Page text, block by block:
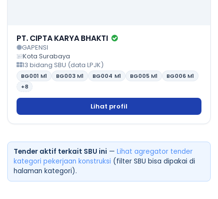
PT. CIPTA KARYA BHAKTI
GAPENSI
Kota Surabaya
13 bidang SBU (data LPJK)
BG001 M1 BG003 M1 BG004 M1 BG005 M1 BG006 M1
+8
Lihat profil
Tender aktif terkait SBU ini — Lihat agregator tender
kategori pekerjaan konstruksi (filter SBU bisa dipakai di
halaman kategori).